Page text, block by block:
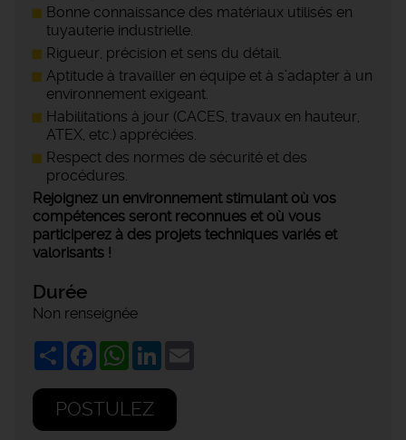
Bonne connaissance des matériaux utilisés en
tuyauterie industrielle.
Rigueur, précision et sens du détail.
Aptitude à travailler en équipe et à s’adapter à un
environnement exigeant.
Habilitations à jour (CACES, travaux en hauteur,
ATEX, etc.) appréciées.
Respect des normes de sécurité et des
procédures.
Rejoignez un environnement stimulant où vos
compétences seront reconnues et où vous
participerez à des projets techniques variés et
valorisants !
Durée
Non renseignée
ShareFacebookWhatsApp
LinkedIn
POSTULEZ